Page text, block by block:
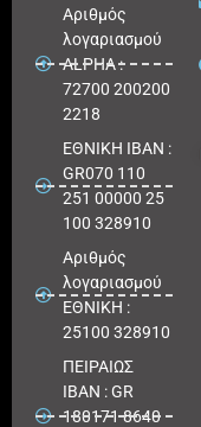
Aριθμός
λογαριασμού
ALPHA :
72700 200200
2218
ΕΘΝΙΚΗ ΙΒΑΝ :
GR070 110
251 00000 25
100 328910
Αριθμός
λογαριασμού
ΕΘΝΙΚΗ :
25100 328910
ΠΕΙΡΑΙΩΣ
IBAN : GR
180171 8640